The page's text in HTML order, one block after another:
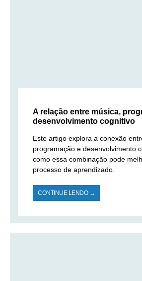
A relação entre música,
desenvolvimento cognitivo
Este artigo explora a conexão
programação e desenvolvimento
como essa combinação pode
processo de aprendizado.
CONTINUE LENDO →